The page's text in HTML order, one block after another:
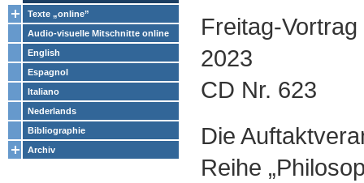
Texte „online”
Audio-visuelle Mitschnitte online
English
Espagnol
Italiano
Nederlands
Bibliographie
Archiv
Freitag-
2023
CD Nr. 623
Die
Reihe